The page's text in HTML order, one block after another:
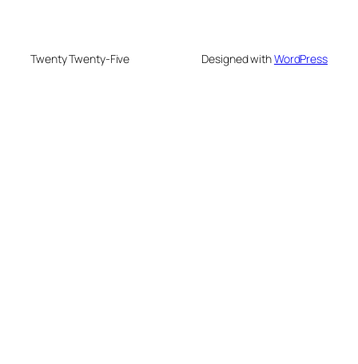
Twenty Twenty-Five Designed withWordPress